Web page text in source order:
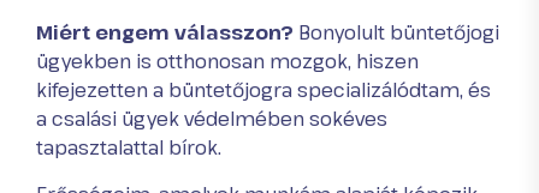
Miért engem válasszon? Bonyolult büntetőjogi
ügyekben is otthonosan mozgok, hiszen
kifejezetten a büntetőjogra specializálódtam, és
a csalási ügyek védelmében sokéves
tapasztalattal bírok.